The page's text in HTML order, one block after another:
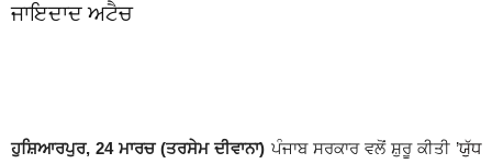
ਜਾਇਦਾਦ ਅਟੈਚ
ਹੁਸ਼ਿਆਰਪੁਰ, 24 ਮਾਰਚ (ਤਰਸੇਮ ਦੀਵਾਨਾ) ਪੰਜਾਬ ਸਰਕਾਰ ਵਲੋਂ ਸ਼ੁਰੂ ਕੀਤੀ ’ਯੁੱਧ